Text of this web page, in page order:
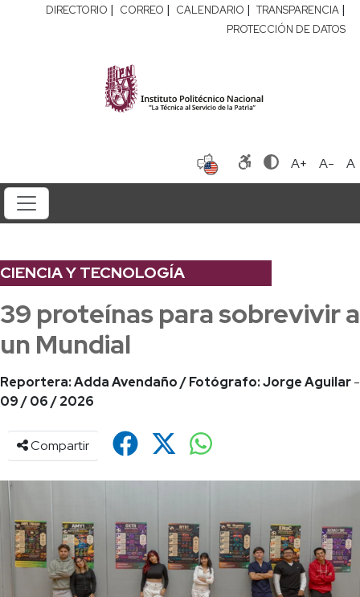
DIRECTORIO | CORREO | CALENDARIO | TRANSPARENCIA |
PROTECCIÓN DE DATOS
A+ A- A
CIENCIA Y TECNOLOGÍA
39 proteínas para sobrevivir a
un Mundial
Reportera: Adda Avendaño / Fotógrafo: Jorge Aguilar-
09 / 06 / 2026
Compartir